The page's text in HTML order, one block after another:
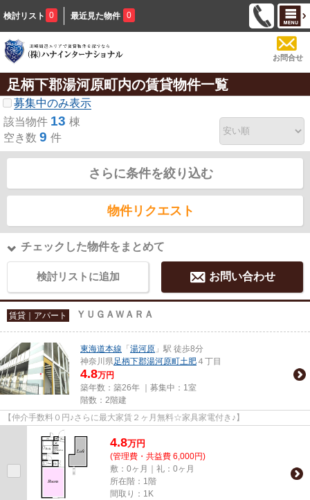
検討リスト 0 最近見た物件 0
お問合せ
足柄下郡湯河原町内の賃貸物件一覧
募集中のみ表示
該当物件 13 棟
空き数 9 件
さらに条件を絞り込む
物件リクエスト
チェックした物件をまとめて
検討リストに追加 お問い合わせ
賃貸｜アパート ＹＵＧＡＷＡＲＡ
東海道本線 「 湯河原 」駅 徒歩8分
神奈川県足柄下郡湯河原町土肥 ４丁目
4.8万円
築年数：築26年 ｜募集中： 1室
階数：2階建
【仲介手数料０円♪さらに最大家賃２ヶ月無料☆家具家電付き♪】
4.8万円
(管理費・共益費 6,000円)
敷：0ヶ月｜礼：0ヶ月
所在階：1階
間取り：1K